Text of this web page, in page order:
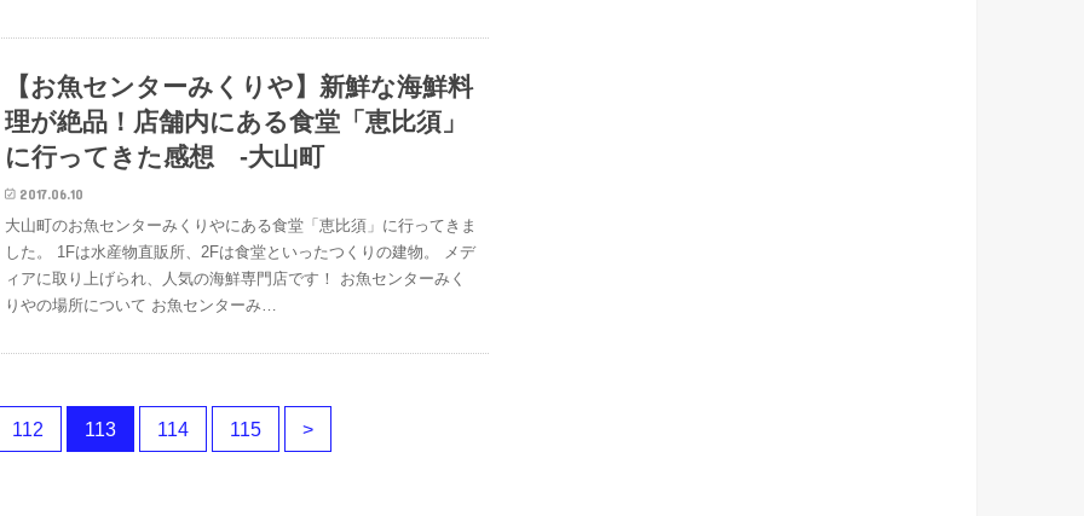
【お魚センターみくりや】新鮮な海鮮料
理が絶品！店舗内にある食堂「恵比須」
に行ってきた感想 -大山町
2017.06.10
大山町のお魚センターみくりやにある食堂「恵比須」に行ってきま
した。 1Fは水産物直販所、2Fは食堂といったつくりの建物。 メデ
ィアに取り上げられ、人気の海鮮専門店です！ お魚センターみく
りやの場所について お魚センターみ…
112 113 114 115 >